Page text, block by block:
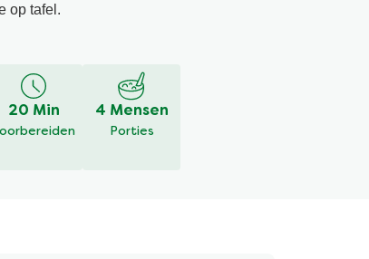
op tafel.
20 Min 4 Mensen
Porties